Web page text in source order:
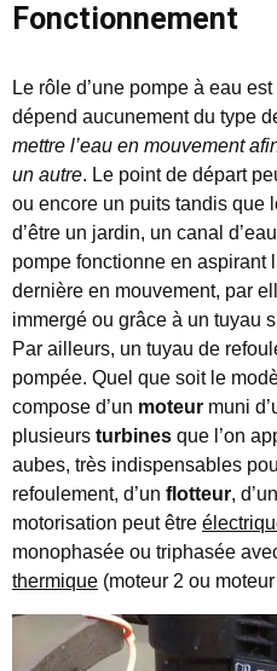
Fonctionnement
Le rôle d’une pompe à eau
dépend aucunement du type
mettre l’eau en mouvement
un autre. Le point de départ
ou encore un puits tandis que
d’être un jardin, un canal
pompe fonctionne en aspirant
dernière en mouvement, par
immergé ou grâce à un tuyau
Par ailleurs, un tuyau de
pompée. Quel que soit le
compose d’un moteur muni
plusieurs turbines que l’on
aubes, très indispensables
refoulement, d’un flotteur, d’un
motorisation peut être
monophasée ou triphasée
thermique (moteur 2 ou